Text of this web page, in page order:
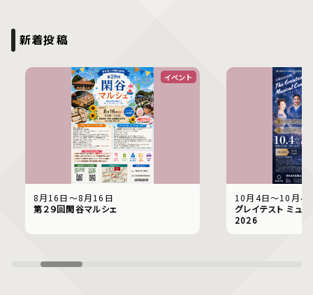
新着投稿
イベント
8月16日〜8月16日
第２９回閑谷マルシェ
10月4日〜10月4
グレイテスト ミュ
2026